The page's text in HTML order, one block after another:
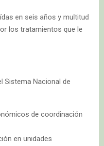
en seis años y multitud
los tratamientos que le
Sistema Nacional de
de coordinación
en unidades